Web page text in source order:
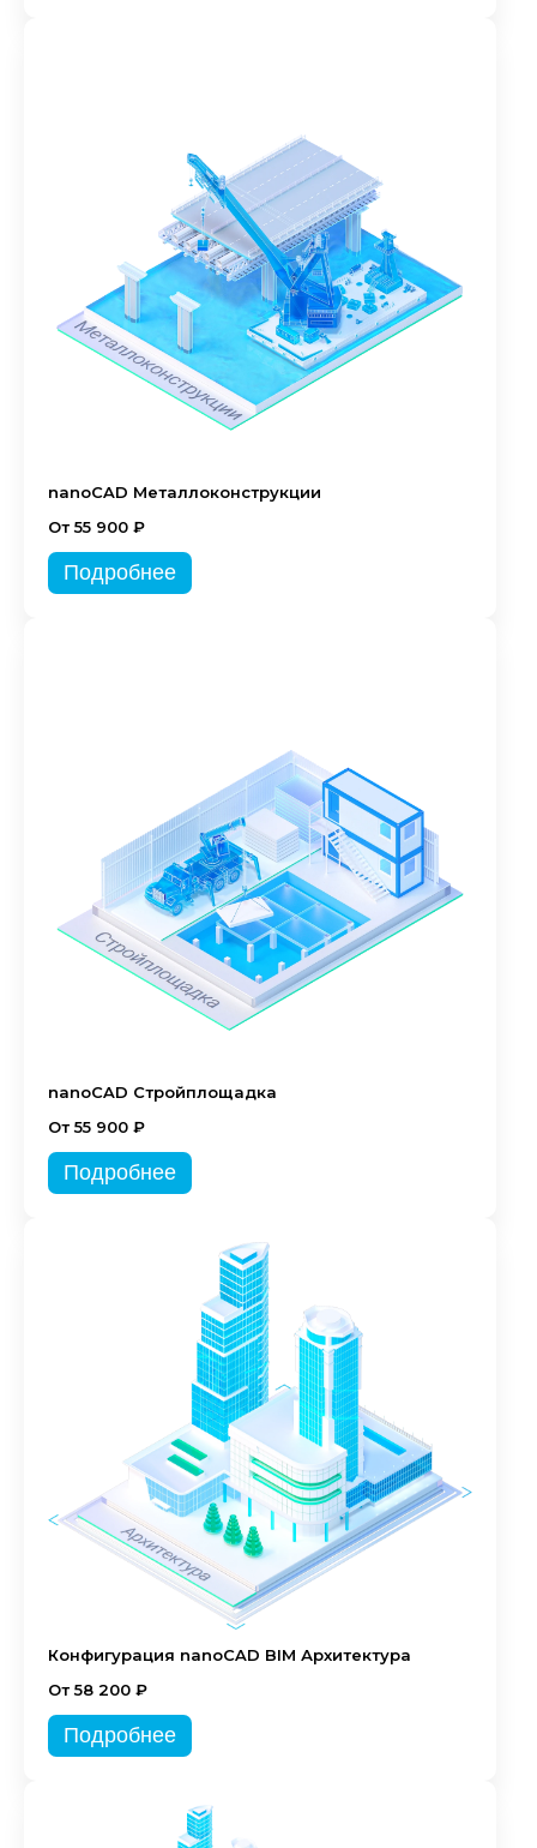
nanoCAD Металлоконструкции
От 55 900 ₽
Подробнее
nanoCAD Стройплощадка
От 55 900 ₽
Подробнее
Конфигурация nanoCAD BIM Архитектура
От 58 200 ₽
Подробнее